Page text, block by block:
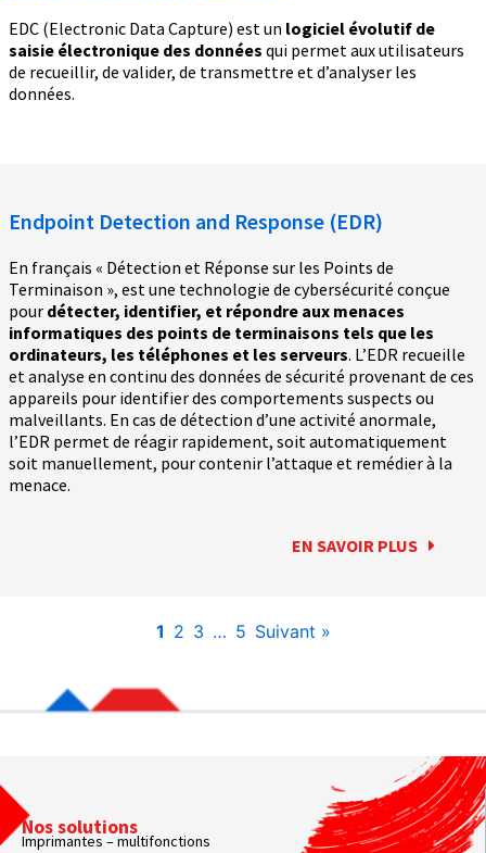
EDC (Electronic Data Capture) est un logiciel évolutif de
saisie électronique des données qui permet aux utilisateurs
de recueillir, de valider, de transmettre et d’analyser les
données.
Endpoint Detection and Response (EDR)
En français « Détection et Réponse sur les Points de
Terminaison », est une technologie de cybersécurité conçue
pour détecter, identifier, et répondre aux menaces
informatiques des points de terminaisons tels que les
ordinateurs, les téléphones et les serveurs. L’EDR recueille
et analyse en continu des données de sécurité provenant de ces
appareils pour identifier des comportements suspects ou
malveillants. En cas de détection d’une activité anormale,
l’EDR permet de réagir rapidement, soit automatiquement
soit manuellement, pour contenir l’attaque et remédier à la
menace.
EN SAVOIR PLUS
1 2 3 … 5 Suivant »
Nos solutions
Imprimantes – multifonctions